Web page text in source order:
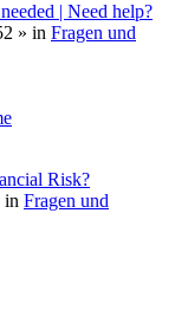
| Need help?
» in Fragen und
Risk?
in Fragen und